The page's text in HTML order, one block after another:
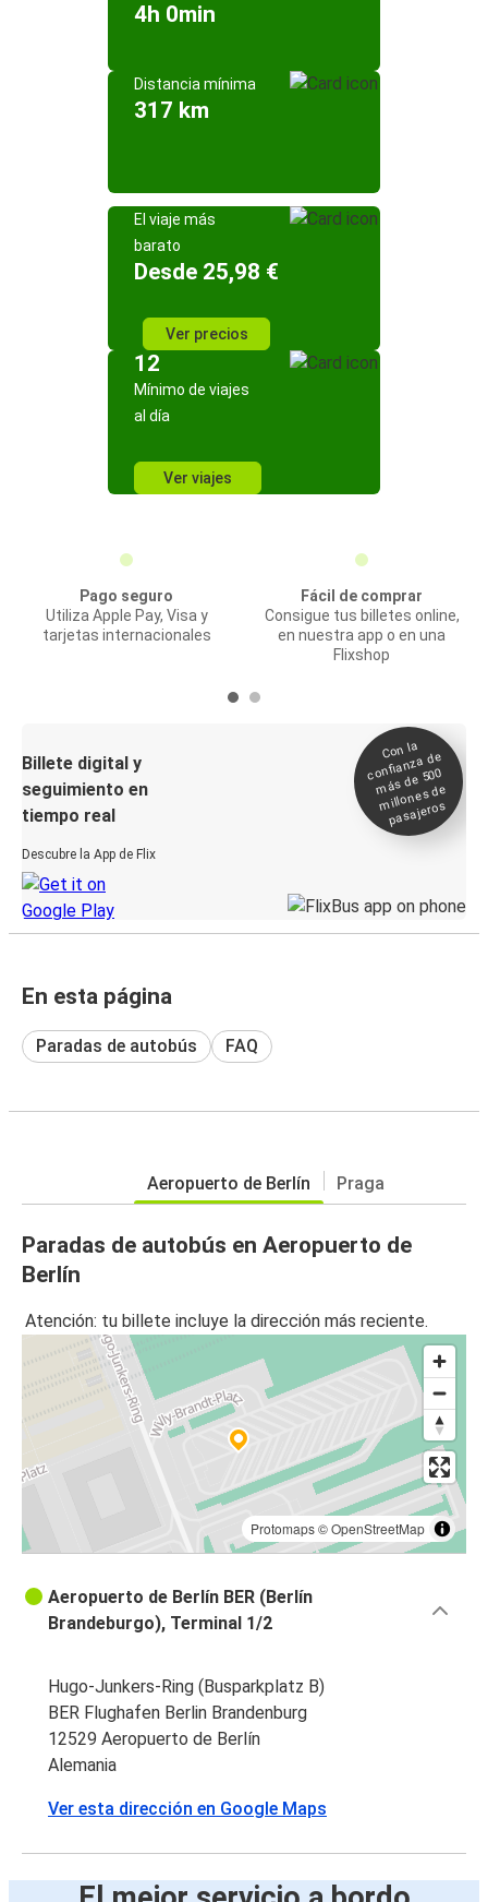
4h 0min
Distancia mínima
317 km
El viaje más
barato
Desde 25,98 €
Ver precios
12
Mínimo de viajes
al día
Ver viajes
Pago seguro
Utiliza Apple Pay, Visa y
tarjetas internacionales
Fácil de comprar
Consigue tus billetes online,
en nuestra app o en una
Flixshop
Billete digital y
seguimiento en
tiempo real
Descubre la App de Flix
Con la
confianza de
más de 500
millones de
pasajeros
En esta página
Paradas de autobús FAQ
Aeropuerto de Berlín Praga
Paradas de autobús en Aeropuerto de
Berlín
Atención: tu billete incluye la dirección más reciente.
Protomaps©OpenStreetMap
Aeropuerto de Berlín BER (Berlín
Brandeburgo), Terminal 1/2
Hugo-Junkers-Ring (Busparkplatz B)
BER Flughafen Berlin Brandenburg
12529 Aeropuerto de Berlín
Alemania
Ver esta dirección en Google Maps